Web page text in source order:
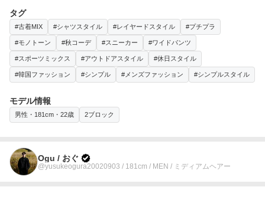
タグ
#古着MIX #シャツスタイル #レイヤードスタイル #プチプラ
#モノトーン #秋コーデ #スニーカー #ワイドパンツ
#スポーツミックス #アウトドアスタイル #休日スタイル
#韓国ファッション #シンプル #メンズファッション #シンプルスタイル
モデル情報
男性・181cm・22歳 2ブロック
Ogu / おぐ
@yusukeogura20020903 / 181cm / MEN / ミディアムヘアー